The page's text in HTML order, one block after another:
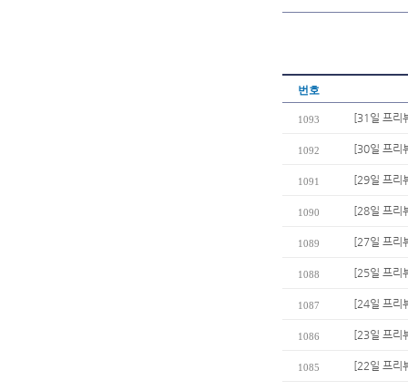
번호
1093 [31일 프리
1092 [30일 프리
1091 [29일 프리
1090 [28일 프리
1089 [27일 프리
1088 [25일 프리
1087 [24일 프리
1086 [23일 프리
1085 [22일 프리